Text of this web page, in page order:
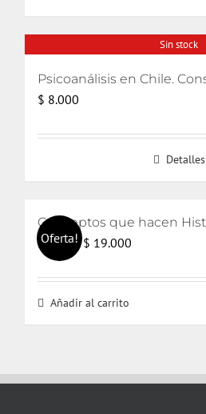
Sin stock
$ 8.000
Detalles
Oferta!
$21.000
El
original
era:
$ 19.000
actual
Añadir al carrito